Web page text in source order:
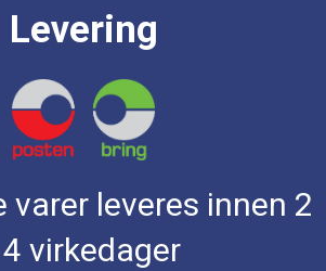
Levering
varer leveres innen 2
virkedager